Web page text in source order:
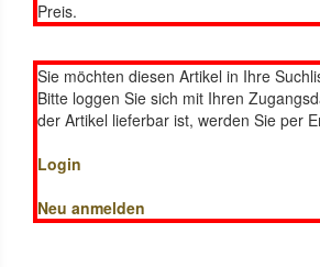
Preis.
Sie möchten diesen Artikel in Ihre
Bitte loggen Sie sich mit Ihren
der Artikel lieferbar ist, werden Sie per
Login
Neu anmelden